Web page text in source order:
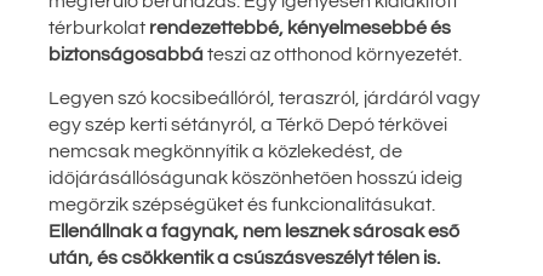
térburkolat rendezettebbé, kényelmesebbé és
biztonságosabbáteszi az otthonod környezetét.
Legyen szó kocsibeállóról, teraszról, járdáról vagy
egy szép kerti sétányról, a Térkő Depó térkövei
nemcsak megkönnyítik a közlekedést, de
időjárásállóságunak köszönhetően hosszú ideig
megőrzik szépségüket és funkcionalitásukat.
Ellenállnak a fagynak, nem lesznek sárosak eső
után, és csökkentik a csúszásveszélyt télen is.